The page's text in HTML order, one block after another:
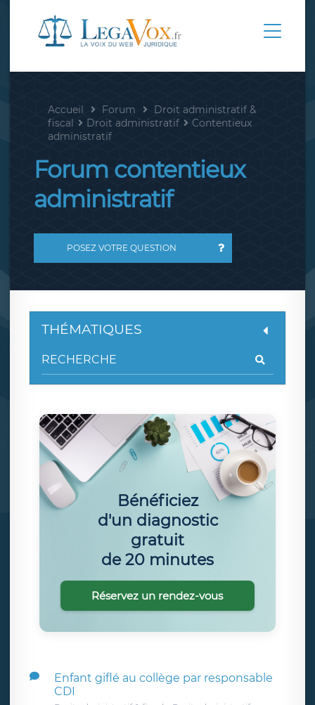
Accueil Forum
Droit administratif &
fiscal
Droit administratif
Contentieux
administratif
Forum contentieux
administratif
POSEZ VOTRE QUESTION
Enfant giflé au collège par responsable
CDI
THÉMATIQUES
Bénéficiez
d'un diagnostic
gratuit
de 20 minutes
Réservez un rendez-vous